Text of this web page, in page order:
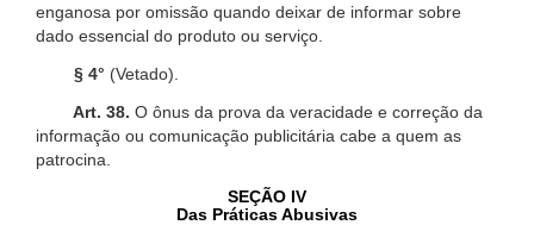
enganosa por omissão quando deixar de informar sobre
dado essencial do produto ou serviço.
§ 4° (Vetado).
Art. 38. O ônus da prova da veracidade e correção da
informação ou comunicação publicitária cabe a quem as
patrocina.
SEÇÃO IV
Das Práticas Abusivas